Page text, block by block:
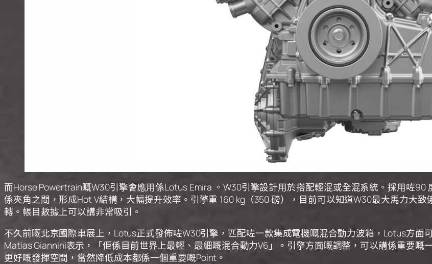
而Horse Powertrain嘅W30引擎會應用係Lotus Emira 。W30引擎設計用於搭配輕混或全混系統。採用咗
係夾角之間，形成Hot V結構，大幅提升效率。引擎重 160 kg（350 磅），目前可以知道W30最大馬力大
轉。帳目數據上可以講非常吸引。
不久前嘅北京國際車展上，Lotus正式發佈咗W30引擎，匹配咗一款集成電機嘅混合動力波箱，Lotus方面
Matias Giannini表示，「佢係目前世界上最輕、最細嘅混合動力V6」。引擎方面嘅調整，可以講係重要
更好嘅發揮空間，當然降低成本都係一個重要嘅Point。